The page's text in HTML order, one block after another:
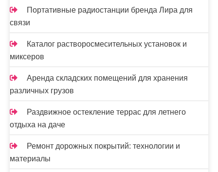
Портативные радиостанции бренда Лира для
связи
Каталог растворосмесительных установок и
миксеров
Аренда складских помещений для хранения
различных грузов
Раздвижное остекление террас для летнего
отдыха на даче
Ремонт дорожных покрытий: технологии и
материалы